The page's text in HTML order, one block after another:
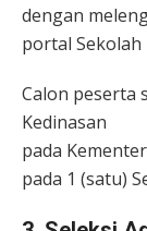
dengan
portal Sekolah
Calon peserta
Kedinasan
pada
pada 1 (satu)